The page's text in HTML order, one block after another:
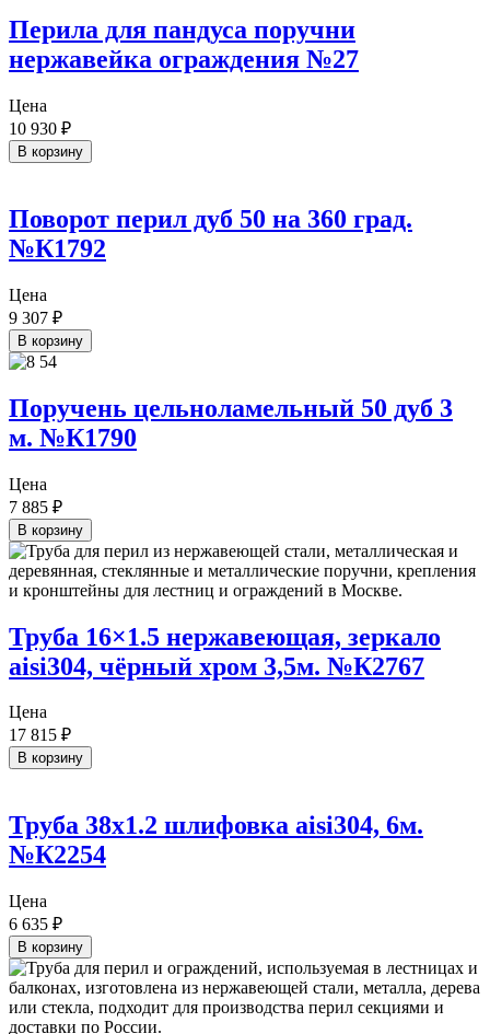
Перила для пандуса поручни
нержавейка ограждения №27
Цена
10 930 ₽
В корзину
Поворот перил дуб 50 на 360 град.
№К1792
Цена
9 307 ₽
В корзину
Поручень цельноламельный 50 дуб 3
м. №К1790
Цена
7 885 ₽
В корзину
Труба 16×1.5 нержавеющая, зеркало
aisi304, чёрный хром 3,5м. №К2767
Цена
17 815 ₽
В корзину
Труба 38х1.2 шлифовка aisi304, 6м.
№К2254
Цена
6 635 ₽
В корзину